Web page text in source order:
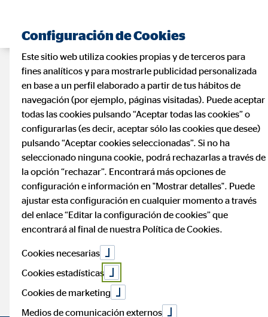
Configuración de Cookies
Este sitio web utiliza cookies propias y de terceros para
fines analíticos y para mostrarle publicidad personalizada
en base a un perfil elaborado a partir de tus hábitos de
navegación (por ejemplo, páginas visitadas). Puede aceptar
todas las cookies pulsando “Aceptar todas las cookies” o
configurarlas (es decir, aceptar sólo las cookies que desee)
pulsando “Aceptar cookies seleccionadas”. Si no ha
seleccionado ninguna cookie, podrá rechazarlas a través de
la opción “rechazar”. Encontrará más opciones de
configuración e información en "Mostrar detalles". Puede
ajustar esta configuración en cualquier momento a través
del enlace “Editar la configuración de cookies” que
encontrará al final de nuestra Política de Cookies.
Cookies necesarias
Cookies estadísticas
Cookies de marketing
Medios de comunicación externos